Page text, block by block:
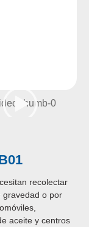
recolectar
gravedad o por
aceite y centros